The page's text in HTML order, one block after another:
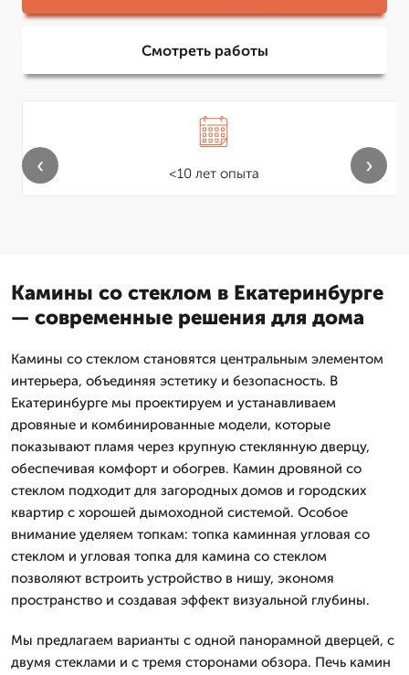
Смотреть работы
<10 лет опыта
‹ ›
Камины со стеклом в Екатеринбурге
— современные решения для дома
Камины со стеклом становятся центральным элементом
интерьера, объединяя эстетику и безопасность. В
Екатеринбурге мы проектируем и устанавливаем
дровяные и комбинированные модели, которые
показывают пламя через крупную стеклянную дверцу,
обеспечивая комфорт и обогрев. Камин дровяной со
стеклом подходит для загородных домов и городских
квартир с хорошей дымоходной системой. Особое
внимание уделяем топкам: топка каминная угловая со
стеклом и угловая топка для камина со стеклом
позволяют встроить устройство в нишу, экономя
пространство и создавая эффект визуальной глубины.
Мы предлагаем варианты с одной панорамной дверцей, с
двумя стеклами и с тремя сторонами обзора. Печь камин